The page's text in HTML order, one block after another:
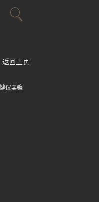
返回上页
仪器骗